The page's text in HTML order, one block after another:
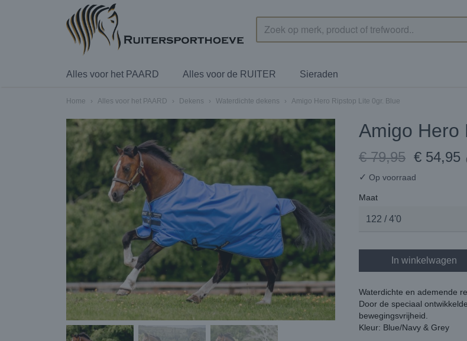
Alles voor het PAARD Alles voor de RUITER Sieraden
Home › Alles voor het PAARD › Dekens › Waterdichte dekens › Amigo Hero Ripstop Lite 0gr. Blue
Amigo Hero
€ 79,95 € 54,95
✓ Op voorraad
Maat
In winkelwagen
Waterdichte en ademende
Door de speciaal
bewegingsvrijheid.
Kleur: Blue/Navy & Grey